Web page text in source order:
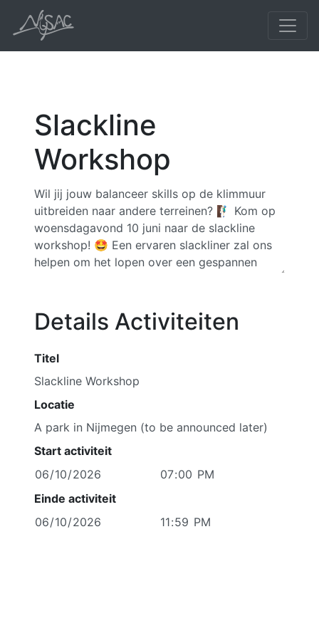
Slackline
Workshop
Details Activiteiten
Titel
Locatie
Start activiteit
Einde activiteit